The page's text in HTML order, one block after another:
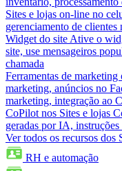
Sites e lojas on-line no
gerenciamento de clientes
Widget do site Ative o
site, use mensageiros
chamada
Ferramentas de marketing
marketing, anúncios no
marketing, integração ao
CoPilot nos Sites e lojas
geradas por IA,
Ver todos os recursos dos
RH e automação